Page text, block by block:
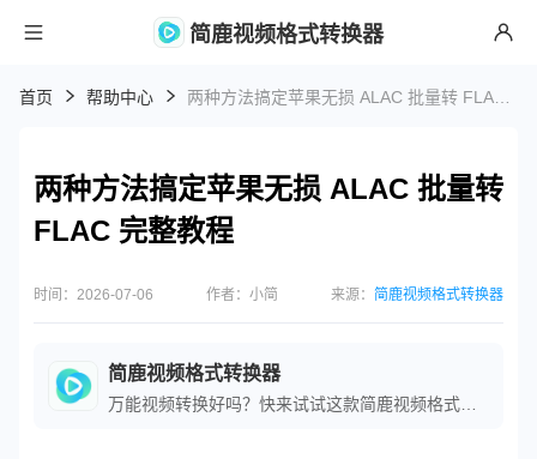
简鹿视频格式转换器
首页 帮助中心
两种方法搞定苹果无损 ALAC 批量转
FLAC 完整教程
时间：2026-07-06 作者：小简 来源： 简鹿视频格式转换器
简鹿视频格式转换器